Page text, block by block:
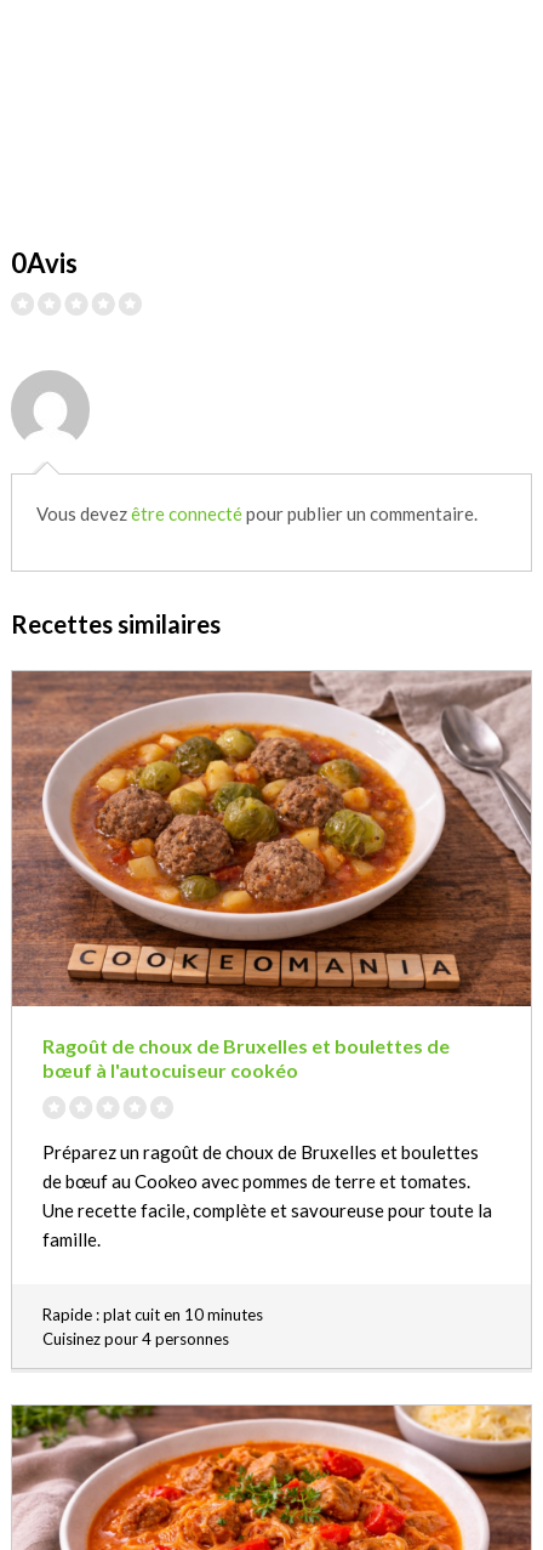
0Avis
Vous devezêtre connectépour publier un commentaire.
Recettes similaires
Ragoût de choux de Bruxelles et boulettes de
bœuf à l'autocuiseur cookéo
Préparez un ragoût de choux de Bruxelles et boulettes
de bœuf au Cookeo avec pommes de terre et tomates.
Une recette facile, complète et savoureuse pour toute la
famille.
Rapide : plat cuit en 10 minutes
Cuisinez pour 4 personnes